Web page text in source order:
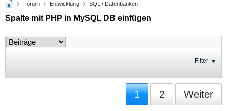
navigation
Forum Entwicklung SQL / Datenbanken
Spalte mit PHP in MySQL DB einfügen
Filter
1 2 Weiter